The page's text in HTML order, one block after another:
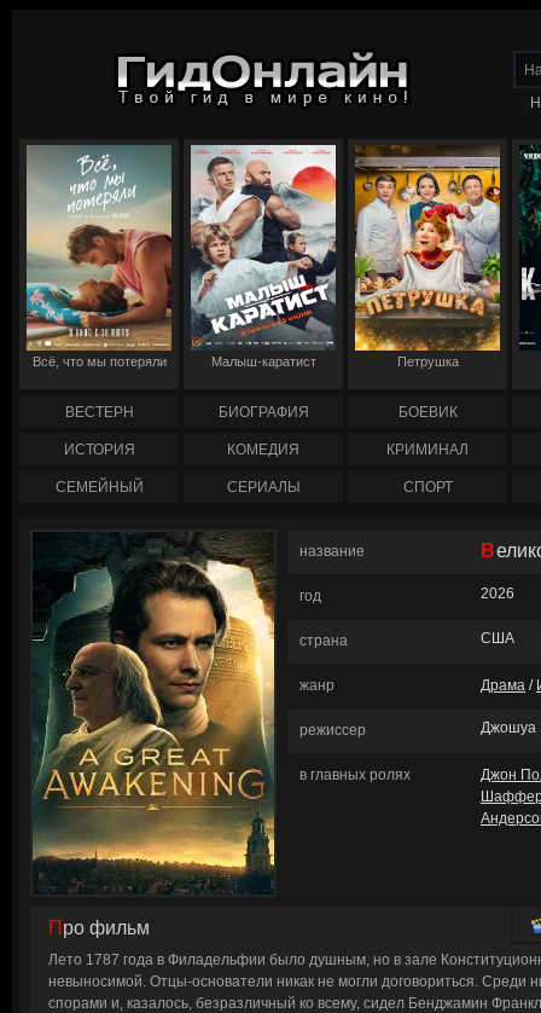
Всё, что мы потеряли Малыш-каратист Петрушка
ВЕСТЕРН БИОГРАФИЯ БОЕВИК
ИСТОРИЯ КОМЕДИЯ КРИМИНАЛ
СЕМЕЙНЫЙ СЕРИАЛЫ СПОРТ
название
год 2026
страна США
жанр Драма /
режиссер Джошуа
в главных ролях
Джон
Про фильм
Лето 1787 года в Филадельфии было душным, но в зале
невыносимой. Отцы-основатели никак не могли договориться. Среди
спорами и, казалось, безразличный ко всему, сидел Бенджамин